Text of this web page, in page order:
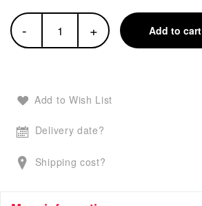
- + Add to cart
Add to Wish List
Delivery date?
Shipping cost?